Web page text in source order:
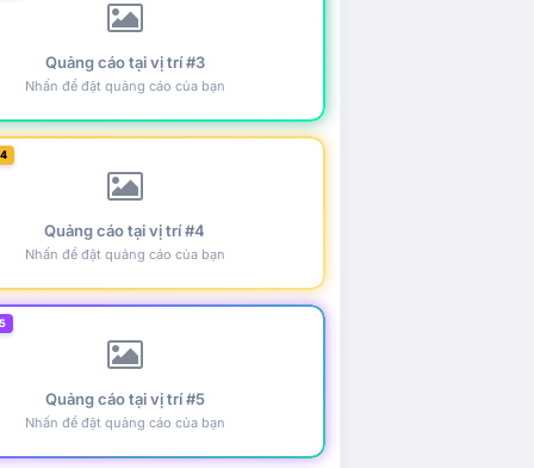
Quảng cáo tại vị trí #3
Nhấn để đặt quảng cáo của bạn
Quảng cáo tại vị trí #4
Nhấn để đặt quảng cáo của bạn
Quảng cáo tại vị trí #5
Nhấn để đặt quảng cáo của bạn